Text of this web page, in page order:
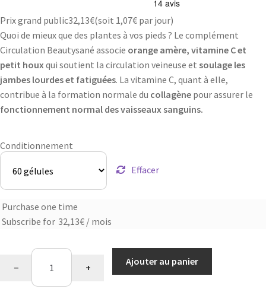
Prix grand public32,13€(soit 1,07€ par jour)
Quoi de mieux que des plantes à vos pieds ? Le complément
Circulation Beautysané associe orange amère, vitamine C et
petit houx qui soutient la circulation veineuse et soulage les
jambes lourdes et fatiguées. La vitamine C, quant à elle,
contribue à la formation normale du collagène pour assurer le
fonctionnement normal des vaisseaux sanguins.
Conditionnement
Effacer
Choose
purchase
Purchase one time
Subscribe for 32,13€ / mois
quantité
Circulation
− +
Ajouter au panier